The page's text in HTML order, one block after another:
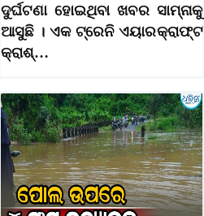
ଦୁର୍ଘଟଣା ହୋଇଥିବା ଖବର ସାମ୍ନାକୁ
ଆସୁଛି । ଏକ ଟ୍ରେନି ଏୟାରକ୍ରାଫ୍ଟ
କ୍ରାଶ୍…